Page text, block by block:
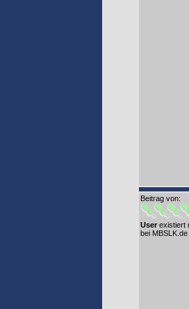
Beitrag von:
User existiert
bei MBSLK.de